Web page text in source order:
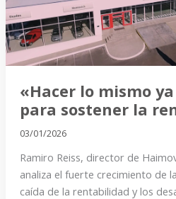
«Hacer lo mismo
para sostener la
03/01/2026
Ramiro Reiss, director de
analiza el fuerte crecimiento de
caída de la rentabilidad y los
para
sostener
la
rentabilidad”